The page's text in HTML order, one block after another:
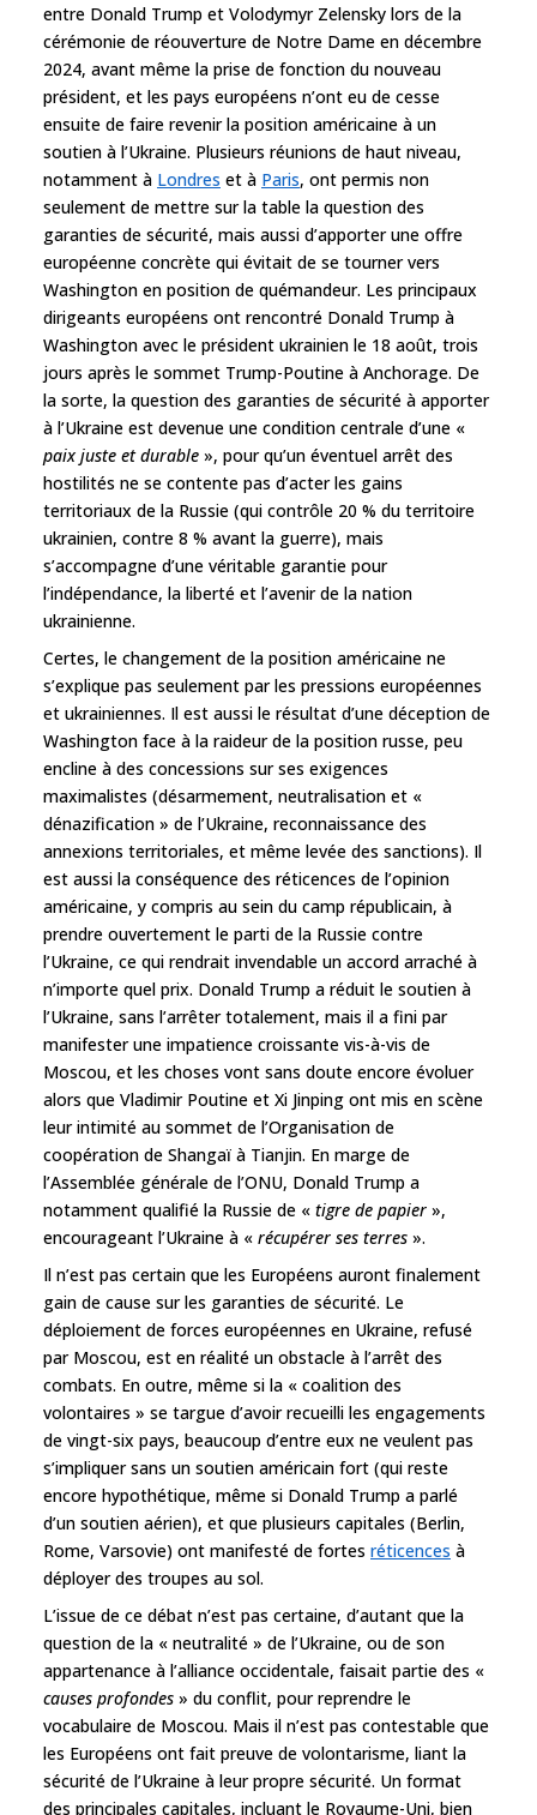
entre Donald Trump et Volodymyr Zelensky lors de la
cérémonie de réouverture de Notre Dame en décembre
2024, avant même la prise de fonction du nouveau
président, et les pays européens n’ont eu de cesse
ensuite de faire revenir la position américaine à un
soutien à l’Ukraine. Plusieurs réunions de haut niveau,
notamment à Londres et à Paris, ont permis non
seulement de mettre sur la table la question des
garanties de sécurité, mais aussi d’apporter une offre
européenne concrète qui évitait de se tourner vers
Washington en position de quémandeur. Les principaux
dirigeants européens ont rencontré Donald Trump à
Washington avec le président ukrainien le 18 août, trois
jours après le sommet Trump-Poutine à Anchorage. De
la sorte, la question des garanties de sécurité à apporter
à l’Ukraine est devenue une condition centrale d’une «
paix juste et durable », pour qu’un éventuel arrêt des
hostilités ne se contente pas d’acter les gains
territoriaux de la Russie (qui contrôle 20 % du territoire
ukrainien, contre 8 % avant la guerre), mais
s’accompagne d’une véritable garantie pour
l’indépendance, la liberté et l’avenir de la nation
ukrainienne.
Certes, le changement de la position américaine ne
s’explique pas seulement par les pressions européennes
et ukrainiennes. Il est aussi le résultat d’une déception de
Washington face à la raideur de la position russe, peu
encline à des concessions sur ses exigences
maximalistes (désarmement, neutralisation et «
dénazification » de l’Ukraine, reconnaissance des
annexions territoriales, et même levée des sanctions). Il
est aussi la conséquence des réticences de l’opinion
américaine, y compris au sein du camp républicain, à
prendre ouvertement le parti de la Russie contre
l’Ukraine, ce qui rendrait invendable un accord arraché à
n’importe quel prix. Donald Trump a réduit le soutien à
l’Ukraine, sans l’arrêter totalement, mais il a fini par
manifester une impatience croissante vis-à-vis de
Moscou, et les choses vont sans doute encore évoluer
alors que Vladimir Poutine et Xi Jinping ont mis en scène
leur intimité au sommet de l’Organisation de
coopération de Shangaï à Tianjin. En marge de
l’Assemblée générale de l’ONU, Donald Trump a
notamment qualifié la Russie de « tigre de papier »,
encourageant l’Ukraine à « récupérer ses terres ».
Il n’est pas certain que les Européens auront finalement
gain de cause sur les garanties de sécurité. Le
déploiement de forces européennes en Ukraine, refusé
par Moscou, est en réalité un obstacle à l’arrêt des
combats. En outre, même si la « coalition des
volontaires » se targue d’avoir recueilli les engagements
de vingt-six pays, beaucoup d’entre eux ne veulent pas
s’impliquer sans un soutien américain fort (qui reste
encore hypothétique, même si Donald Trump a parlé
d’un soutien aérien), et que plusieurs capitales (Berlin,
Rome, Varsovie) ont manifesté de fortes réticences à
déployer des troupes au sol.
L’issue de ce débat n’est pas certaine, d’autant que la
question de la « neutralité » de l’Ukraine, ou de son
appartenance à l’alliance occidentale, faisait partie des «
causes profondes » du conflit, pour reprendre le
vocabulaire de Moscou. Mais il n’est pas contestable que
les Européens ont fait preuve de volontarisme, liant la
sécurité de l’Ukraine à leur propre sécurité. Un format
des principales capitales, incluant le Royaume-Uni, bien